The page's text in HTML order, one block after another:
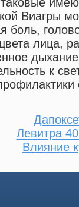
Виагры
боль,
лица,
к
Левитра
Влияние